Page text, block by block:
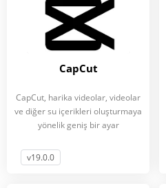
CapCut
CapCut, harika videolar, videolar
ve diğer su içerikleri oluşturmaya
yönelik geniş bir ayar
v19.0.0